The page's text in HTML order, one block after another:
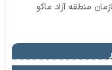
منطقه آزاد ماکو